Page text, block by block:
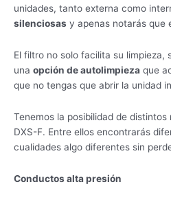
unidades, tanto externa como
silenciosas y apenas notarás que
El filtro no solo facilita su limpieza,
una opción de autolimpieza que
que no tengas que abrir la unidad
Tenemos la posibilidad de distintos
DXS-F. Entre ellos encontrarás
cualidades algo diferentes sin
Conductos alta presión